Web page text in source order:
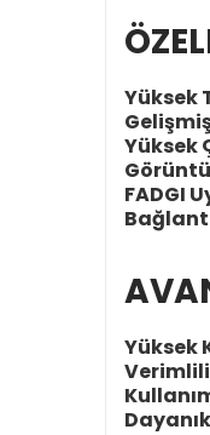
Yüksek
Yüksek
FADGI
Yüksek